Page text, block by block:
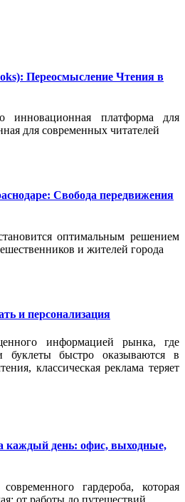
Переосмысление Чтения в
платформа для
для современных читателей
Свобода передвижения
оптимальным решением
и жителей города
и персонализация
информацией рынка, где
буклеты быстро оказываются в
классическая реклама теряет
каждый день: офис, выходные,
гардероба, которая
от работы до путешествий